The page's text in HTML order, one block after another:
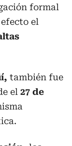
formal
el
también fue
el 27 de